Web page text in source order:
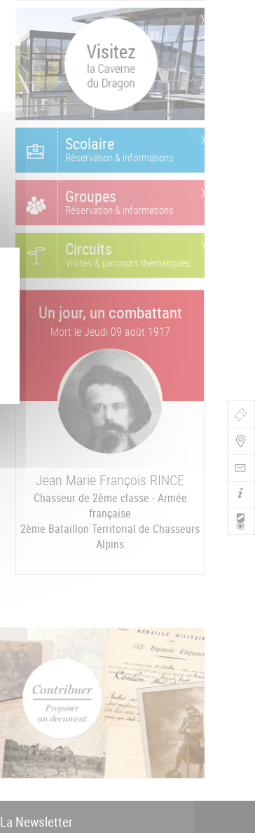
Scolaire
Réservation & informations
Groupes
Réservation & informations
Circuits
Visites & parcours thématiques
Un jour, un combattant
Mort leJeudi 09 août 1917
Jean Marie François RINCE
Chasseur de 2ème classe - Armée
française
2ème Bataillon Territorial de Chasseurs
Alpins
de
La Newsletter